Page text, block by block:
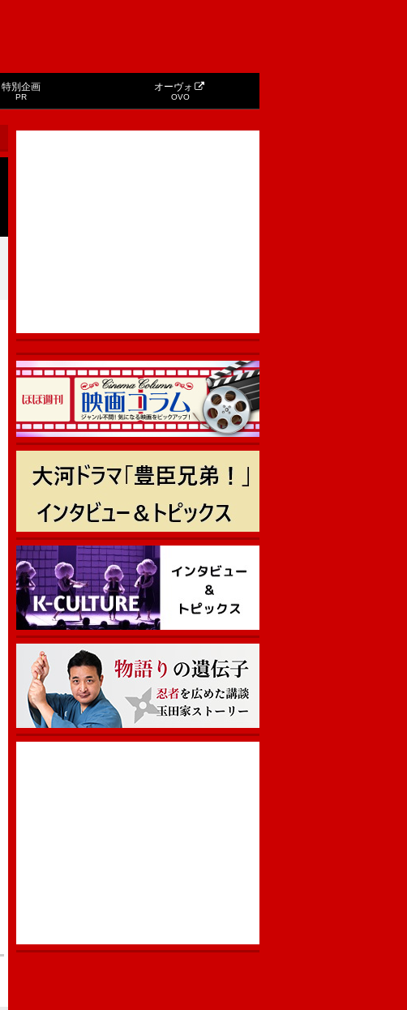
特別企画
PR
オーヴォ
OVO